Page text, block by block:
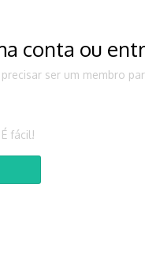
conta ou
precisar ser um membro
fácil!